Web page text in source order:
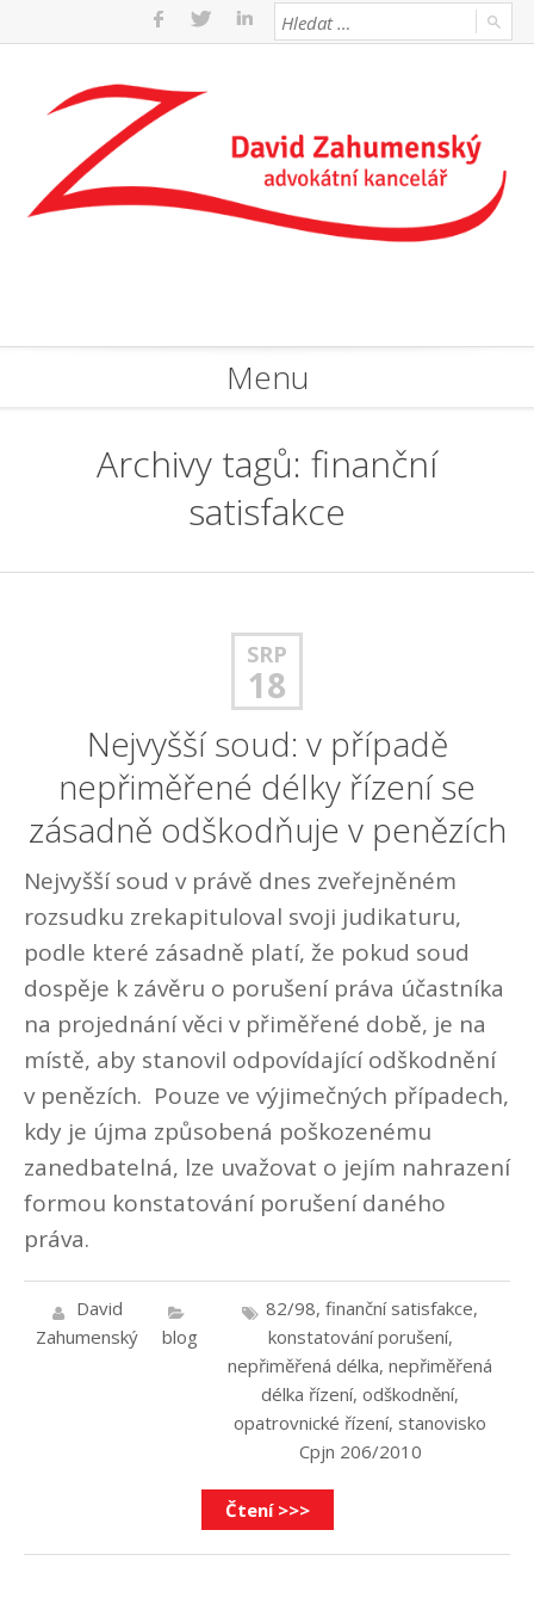
Menu
Archivy tagů: finanční
satisfakce
SRP
18
Nejvyšší soud: v případě
nepřiměřené délky řízení se
zásadně odškodňuje v penězích
Nejvyšší soud v právě dnes zveřejněném
rozsudku zrekapituloval svoji judikaturu,
podle které zásadně platí, že pokud soud
dospěje k závěru o porušení práva účastníka
na projednání věci v přiměřené době, je na
místě, aby stanovil odpovídající odškodnění
v penězích. Pouze ve výjimečných případech,
kdy je újma způsobená poškozenému
zanedbatelná, lze uvažovat o jejím nahrazení
formou konstatování porušení daného
práva.
David
Zahumenský
blog
82/98, finanční satisfakce,
konstatování porušení,
nepřiměřená délka, nepřiměřená
délka řízení, odškodnění,
opatrovnické řízení, stanovisko
Cpjn 206/2010
Čtení >>>